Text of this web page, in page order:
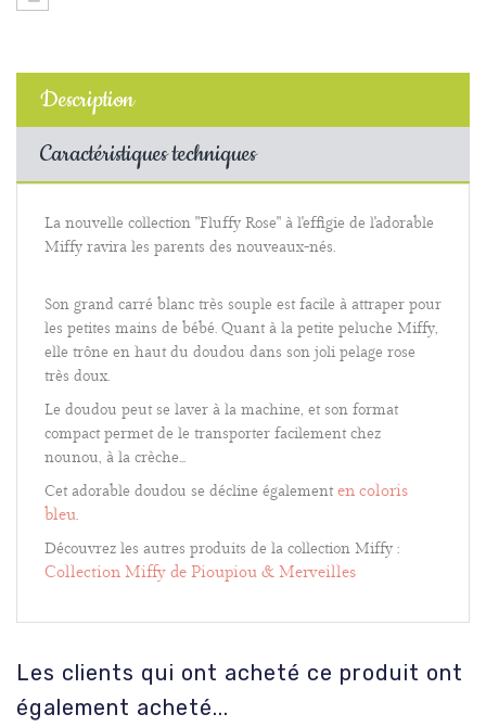
Description
Caractéristiques techniques
La nouvelle collection "Fluffy Rose" à l'effigie de l'adorable
Miffy ravira les parents des nouveaux-nés.
Son grand carré blanc très souple est facile à attraper pour
les petites mains de bébé. Quant à la petite peluche Miffy,
elle trône en haut du doudou dans son joli pelage rose
très doux.
Le doudou peut se laver à la machine, et son format
compact permet de le transporter facilement chez
nounou, à la crèche...
Cet adorable doudou se décline égalementen coloris
bleu.
Découvrez les autres produits de la collection Miffy :
Collection Miffy de Pioupiou & Merveilles
Les clients qui ont acheté ce produit ont
également acheté...